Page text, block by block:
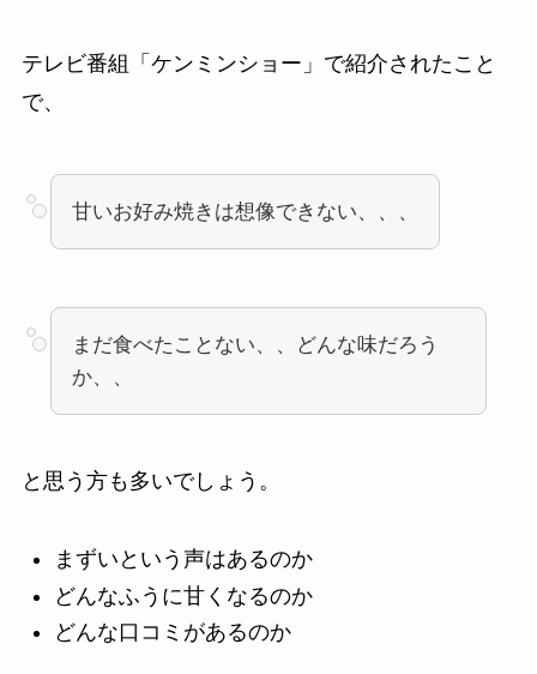
テレビ番組「ケンミンショー」で紹介されたこと
で、
甘いお好み焼きは想像できない、、、
まだ食べたことない、、どんな味だろう
か、、
と思う方も多いでしょう。
まずいという声はあるのか
どんなふうに甘くなるのか
どんな口コミがあるのか